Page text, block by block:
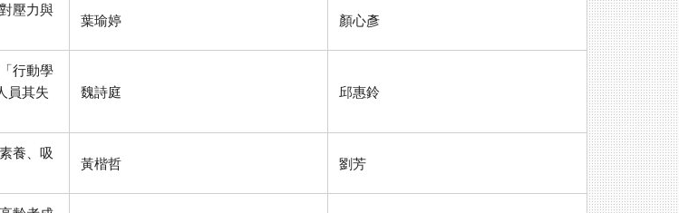
壓力與
葉瑜婷 顏心彥
行動學
員其失
魏詩庭 邱惠鈴
養、吸
黃楷哲 劉芳